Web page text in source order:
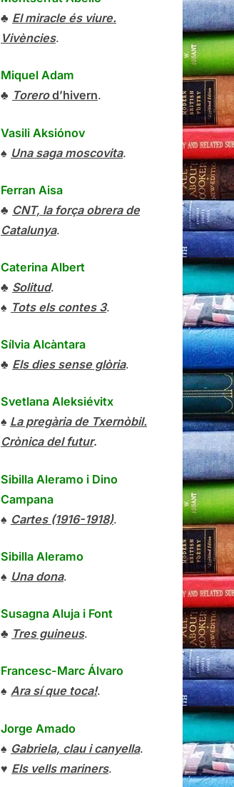
♣ El miracle és viure.
Vivències.
Miquel Adam
♣ Torerod’hivern.
Vasili Aksiónov
♠ Una saga moscovita.
Ferran Aisa
♣ CNT, la força obrera de
Catalunya.
Caterina Albert
♣ Solitud.
♠ Tots els contes 3.
Sílvia Alcàntara
♣ Els dies sense glòria.
Svetlana Aleksiévitx
♠ La pregària de Txernòbil.
Crònica del futur.
Sibilla Aleramo i Dino
Campana
♠ Cartes (1916-1918).
Sibilla Aleramo
♠ Una dona.
Susagna Aluja i Font
♣ Tres guineus.
Francesc-Marc Álvaro
♠ Ara sí que toca!.
Jorge Amado
♠ Gabriela, clau i canyella.
♥ Els vells mariners.